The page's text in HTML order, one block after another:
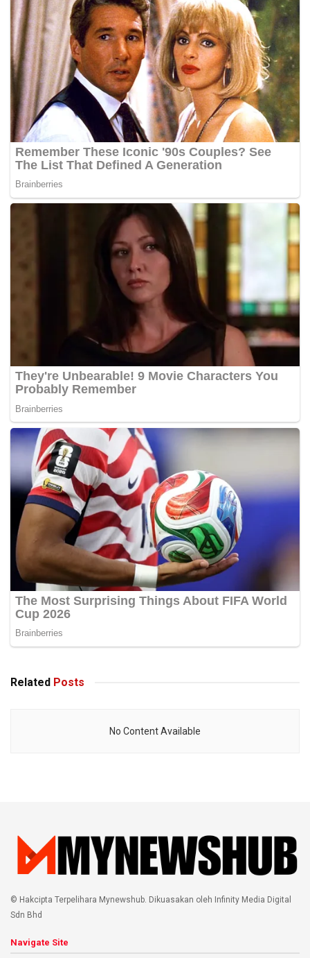
Ronasutra sedangkan pada ketika itu, kontraknya telah
luput dan penggunaan gambarnya masih berlanjutan
sehingga sekarang.
Oleh itu, Vanidah menuntut baki kontrak sebanyak
RM265,000 dan RM500,000 sebagai ganti rugi bagi
penggunaan imejnya tanpa kebenaran selain ganti rugi
am, teladan dan teruk serta lain-lain kos dan relif yang
sesuai. – BERNAMA
Tags: Kosmetik Ronasutra
Related Posts
No Content Available
© Hakcipta Terpelihara Mynewshub. Dikuasakan oleh Infinity Media Digital
Sdn Bhd
Navigate Site